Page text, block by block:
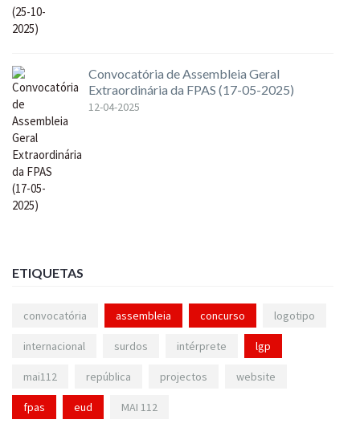
Convocatória de Assembleia Geral
Extraordinária da FPAS (17-05-2025)
12-04-2025
ETIQUETAS
convocatória assembleia concurso logotipo
internacional surdos intérprete lgp
mai112 república projectos website
fpas eud MAI 112